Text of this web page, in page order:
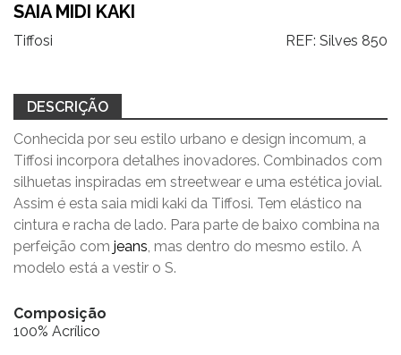
SAIA MIDI KAKI
Tiffosi REF: Silves 850
DESCRIÇÃO
Conhecida por seu estilo urbano e design incomum, a
Tiffosi incorpora detalhes inovadores. Combinados com
silhuetas inspiradas em streetwear e uma estética jovial.
Assim é esta saia midi kaki da Tiffosi. Tem elástico na
cintura e racha de lado. Para parte de baixo combina na
perfeição com jeans, mas dentro do mesmo estilo. A
modelo está a vestir o S.
Composição
100% Acrílico